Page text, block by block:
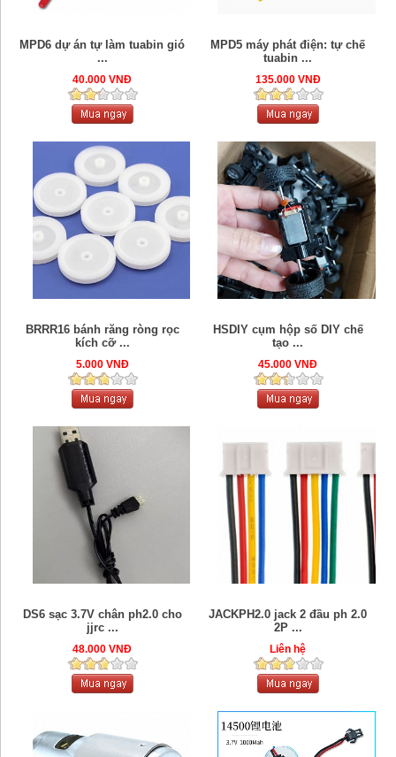
MPD6 dự án tự làm tuabin gió
...
40.000 VNĐ
MPD5 máy phát điện: tự chế
tuabin ...
135.000 VNĐ
BRRR16 bánh răng ròng rọc
kích cỡ ...
5.000 VNĐ
HSDIY cụm hộp số DIY chế
tạo ...
45.000 VNĐ
DS6 sạc 3.7V chân ph2.0 cho
jjrc ...
48.000 VNĐ
JACKPH2.0 jack 2 đầu ph 2.0
2P ...
Liên hệ